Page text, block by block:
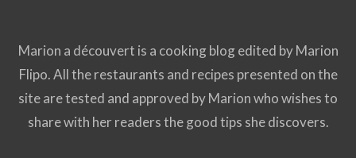
Marion a découvert is a cooking blog edited by Marion
Flipo. All the restaurants and recipes presented on the
site are tested and approved by Marion who wishes to
share with her readers the good tips she discovers.